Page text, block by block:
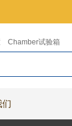
Chamber试验箱
们